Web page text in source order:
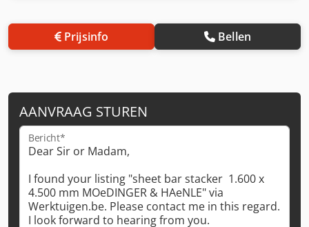
Prijsinfo Bellen
AANVRAAG STUREN
Bericht*